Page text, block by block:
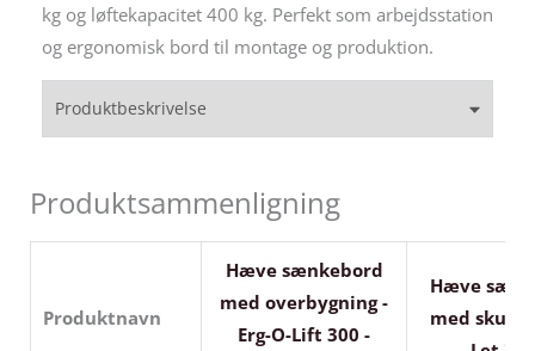
kg og løftekapacitet 400 kg. Perfekt som arbejdsstation
og ergonomisk bord til montage og produktion.
Produktbeskrivelse
Produktsammenligning
Produktnavn
Hæve sænkebord
med overbygning -
Erg-O-Lift 300 -
Hæve
med skuffe